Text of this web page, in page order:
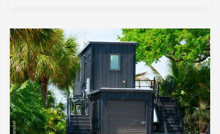
Google
Segura
Para
Meu
Filho
Passo
a
Passo